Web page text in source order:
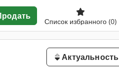
Список избранного (0)
Актуальность